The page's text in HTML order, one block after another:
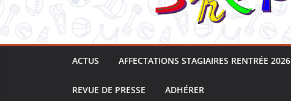
ACTUS AFFECTATIONS STAGIAIRES RENTRÉE 2026
REVUE DE PRESSE ADHÉRER